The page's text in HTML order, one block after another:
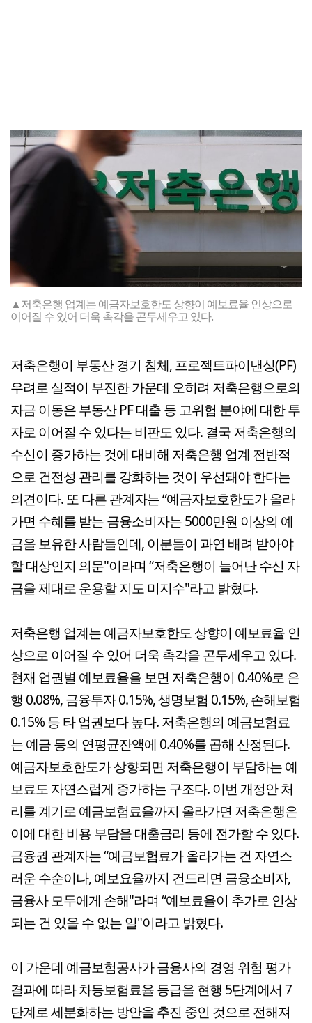
▲저축은행 업계는 예금자보호한도 상향이 예보료율 인상으로
이어질 수 있어 더욱 촉각을 곤두세우고 있다.
저축은행이 부동산 경기 침체, 프로젝트파이낸싱(PF)
우려로 실적이 부진한 가운데 오히려 저축은행으로의
자금 이동은 부동산 PF 대출 등 고위험 분야에 대한 투
자로 이어질 수 있다는 비판도 있다. 결국 저축은행의
수신이 증가하는 것에 대비해 저축은행 업계 전반적
으로 건전성 관리를 강화하는 것이 우선돼야 한다는
의견이다. 또 다른 관계자는 “예금자보호한도가 올라
가면 수혜를 받는 금융소비자는 5000만원 이상의 예
금을 보유한 사람들인데, 이분들이 과연 배려 받아야
할 대상인지 의문"이라며 “저축은행이 늘어난 수신 자
금을 제대로 운용할 지도 미지수"라고 밝혔다.
저축은행 업계는 예금자보호한도 상향이 예보료율 인
상으로 이어질 수 있어 더욱 촉각을 곤두세우고 있다.
현재 업권별 예보료율을 보면 저축은행이 0.40%로 은
행 0.08%, 금융투자 0.15%, 생명보험 0.15%, 손해보험
0.15% 등 타 업권보다 높다. 저축은행의 예금보험료
는 예금 등의 연평균잔액에 0.40%를 곱해 산정된다.
예금자보호한도가 상향되면 저축은행이 부담하는 예
보료도 자연스럽게 증가하는 구조다. 이번 개정안 처
리를 계기로 예금보험료율까지 올라가면 저축은행은
이에 대한 비용 부담을 대출금리 등에 전가할 수 있다.
금융권 관계자는 “예금보험료가 올라가는 건 자연스
러운 수순이나, 예보요율까지 건드리면 금융소비자,
금융사 모두에게 손해"라며 “예보료율이 추가로 인상
되는 건 있을 수 없는 일"이라고 밝혔다.
이 가운데 예금보험공사가 금융사의 경영 위험 평가
결과에 따라 차등보험료율 등급을 현행 5단계에서 7
단계로 세분화하는 방안을 추진 중인 것으로 전해져